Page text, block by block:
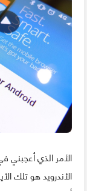
الأمر الذي أعجبني
الأندرويد هو تلك